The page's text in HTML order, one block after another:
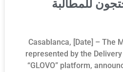
للمطالبة
Casablanca, [Date] – The
represented by the
“GLOVO” platform,